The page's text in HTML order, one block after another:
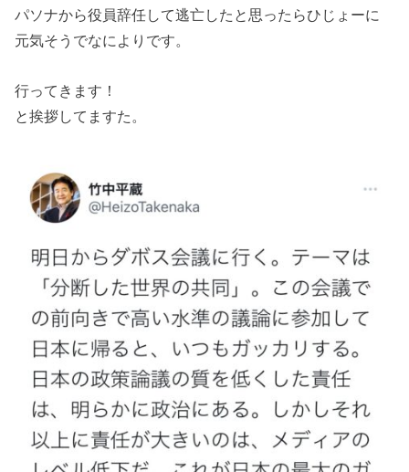
パソナから役員辞任して逃亡したと思ったらひじょーに
元気そうでなによりです。
行ってきます！
と挨拶してますた。